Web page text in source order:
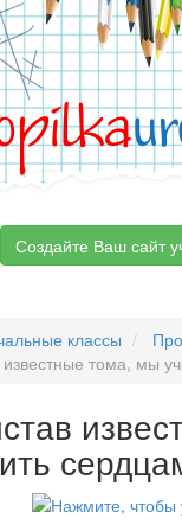
Создайте Ваш сайт
классы
известные тома, мы